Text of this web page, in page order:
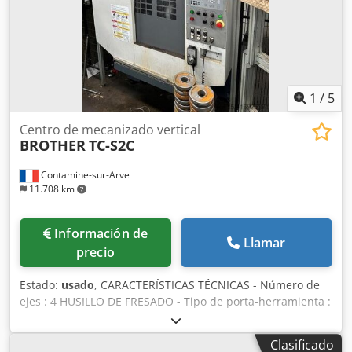
pantalones • Ropa de trabajo y uniformes • Costuras de
refuerzo • Producción en serie con alta repetibilidad
Ubicación: Valga, Estonia Desmontaje y transporte: El
desmontaje y transporte corren a cargo del comprador.
1 / 5
Contamine-sur-Arve
11.708 km
Centro de mecanizado vertical
BROTHERTC-S2C
Información de
precio
Llamar
Estado: usado, CARACTERÍSTICAS TÉCNICAS - Número de
ejes : 4 HUSILLO DE FRESADO - Tipo de porta-herramienta :
BT30 - Potencia de husillo : 10.1 |kW] Djdpfeuhbunex Ac
Nekr - Velocidad del husillo : 10 - 10.000 [Rev./min] EJES
Clasificado